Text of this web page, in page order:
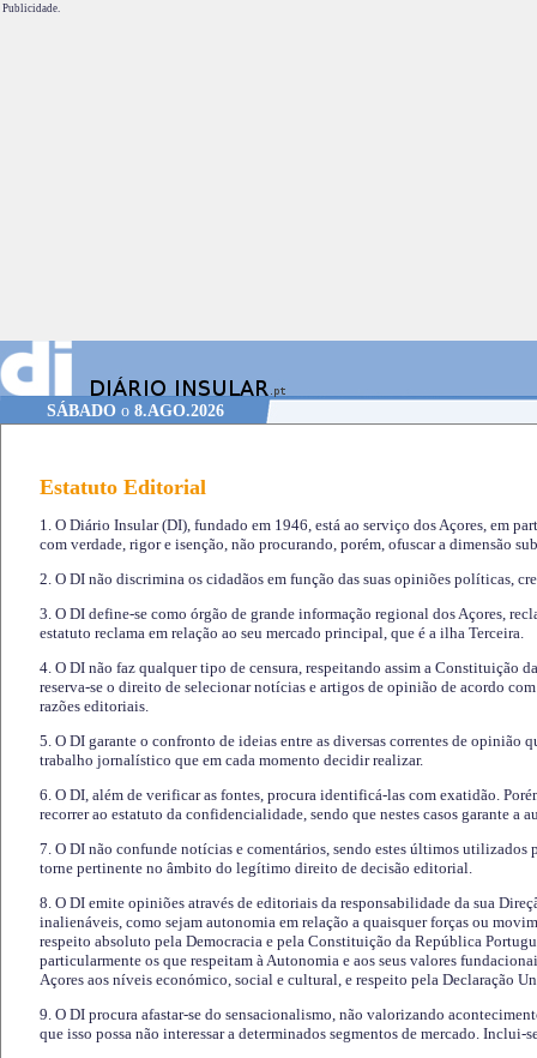
Publicidade.
SÁBADOo 8.AGO.2026
Estatuto Editorial
1. O Diário Insular (DI), fundado em 1946, está ao serviço dos Açores, em
com verdade, rigor e isenção, não procurando, porém, ofuscar a dimensão
2. O DI não discrimina os cidadãos em função das suas opiniões políticas,
3. O DI define-se como órgão de grande informação regional dos Açores,
estatuto reclama em relação ao seu mercado principal, que é a ilha Terceira.
4. O DI não faz qualquer tipo de censura, respeitando assim a Constituição
reserva-se o direito de selecionar notícias e artigos de opinião de acordo
razões editoriais.
5. O DI garante o confronto de ideias entre as diversas correntes de opinião
trabalho jornalístico que em cada momento decidir realizar.
6. O DI, além de verificar as fontes, procura identificá-las com exatidão.
recorrer ao estatuto da confidencialidade, sendo que nestes casos garante a
7. O DI não confunde notícias e comentários, sendo estes últimos utilizados
torne pertinente no âmbito do legítimo direito de decisão editorial.
8. O DI emite opiniões através de editoriais da responsabilidade da sua
inalienáveis, como sejam autonomia em relação a quaisquer forças ou
respeito absoluto pela Democracia e pela Constituição da República
particularmente os que respeitam à Autonomia e aos seus valores
Açores aos níveis económico, social e cultural, e respeito pela Declaração
9. O DI procura afastar-se do sensacionalismo, não valorizando
que isso possa não interessar a determinados segmentos de mercado.